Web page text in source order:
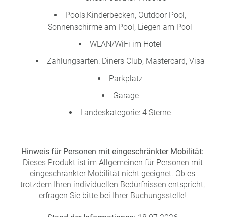
Pools:Kinderbecken, Outdoor Pool,
Sonnenschirme am Pool, Liegen am Pool
WLAN/WiFi im Hotel
Zahlungsarten: Diners Club, Mastercard, Visa
Parkplatz
Garage
Landeskategorie: 4 Sterne
Hinweis für Personen mit eingeschränkter Mobilität:
Dieses Produkt ist im Allgemeinen für Personen mit
eingeschränkter Mobilität nicht geeignet. Ob es
trotzdem Ihren individuellen Bedürfnissen entspricht,
erfragen Sie bitte bei Ihrer Buchungsstelle!